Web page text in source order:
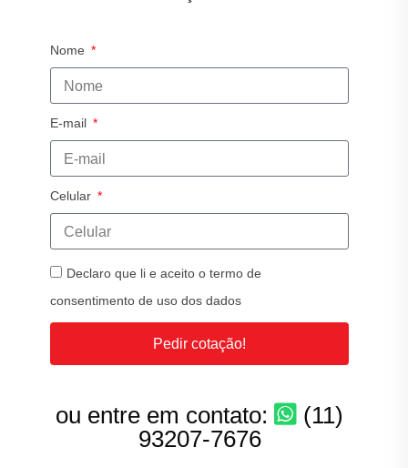
Nome
E-mail
Celular
Declaro que li e aceito o termo de
consentimento de uso dos dados
Pedir cotação!
ou entre em contato:
(11)
93207-7676